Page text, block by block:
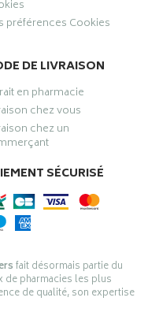
préférences Cookies
DE LIVRAISON
en pharmacie
chez vous
chez un
SÉCURISÉ
fait désormais partie du
de pharmacies les plus
de qualité, son expertise